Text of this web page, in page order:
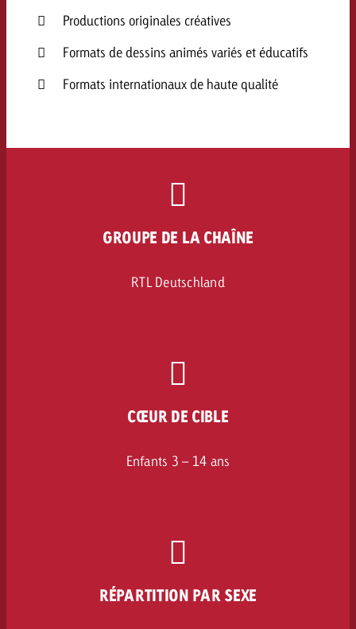
Productions originales créatives
Formats de dessins animés variés et éducatifs
Formats internationaux de haute qualité
GROUPE DE LA CHAÎNE
RTL Deutschland
CŒUR DE CIBLE
Enfants 3 – 14 ans
RÉPARTITION PAR SEXE